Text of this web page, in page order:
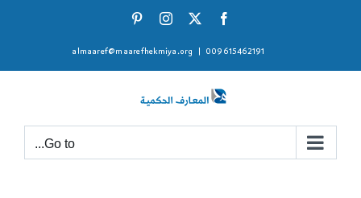
Facebook
X
Instagram
009615462191
almaaref@maarefhekmiya.org
Go to...